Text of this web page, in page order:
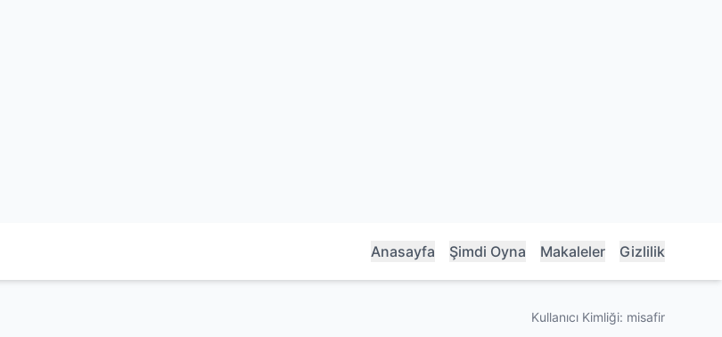
Anasayfa Şimdi Oyna Makaleler Gizlilik
Kullanıcı Kimliği: misafir